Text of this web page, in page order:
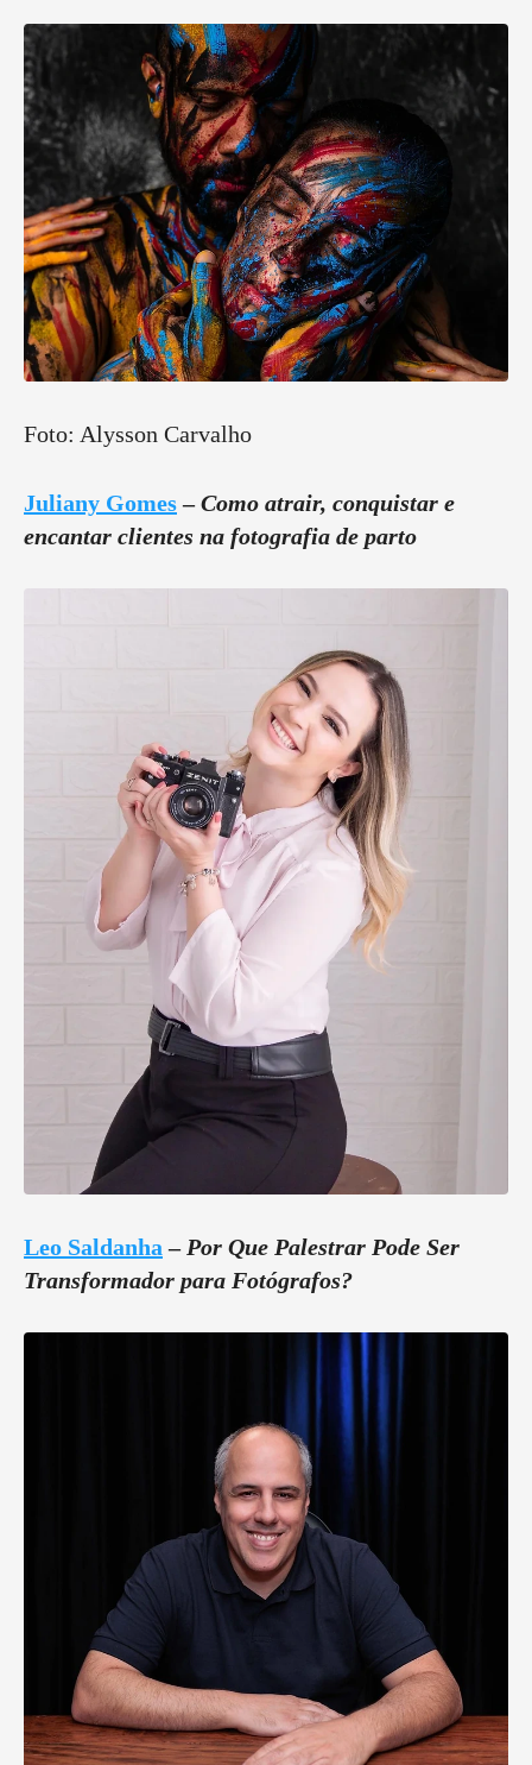
Foto: Alysson Carvalho
Juliany Gomes–Como atrair, conquistar e
encantar clientes na fotografia de parto
Leo Saldanha – Por Que Palestrar Pode Ser
Transformador para Fotógrafos?